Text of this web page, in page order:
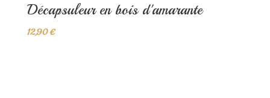
Décapsuleur en bois d'amarante
12,90 €